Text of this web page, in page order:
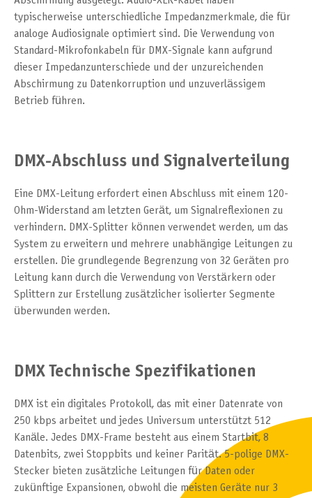
typischerweise unterschiedliche Impedanzmerkmale, die für
analoge Audiosignale optimiert sind. Die Verwendung von
Standard-Mikrofonkabeln für DMX-Signale kann aufgrund
dieser Impedanzunterschiede und der unzureichenden
Abschirmung zu Datenkorruption und unzuverlässigem
Betrieb führen.
DMX-Abschluss und Signalverteilung
Eine DMX-Leitung erfordert einen Abschluss mit einem 120-
Ohm-Widerstand am letzten Gerät, um Signalreflexionen zu
verhindern. DMX-Splitter können verwendet werden, um das
System zu erweitern und mehrere unabhängige Leitungen zu
erstellen. Die grundlegende Begrenzung von 32 Geräten pro
Leitung kann durch die Verwendung von Verstärkern oder
Splittern zur Erstellung zusätzlicher isolierter Segmente
überwunden werden.
DMX Technische Spezifikationen
DMX ist ein digitales Protokoll, das mit einer Datenrate von
250 kbps arbeitet und jedes Universum unterstützt 512
Kanäle. Jedes DMX-Frame besteht aus einem Startbit, 8
Datenbits, zwei Stoppbits und keiner Parität. 5-polige DMX-
Stecker bieten zusätzliche Leitungen für Daten oder
zukünftige Expansionen, obwohl die meisten Geräte nur 3